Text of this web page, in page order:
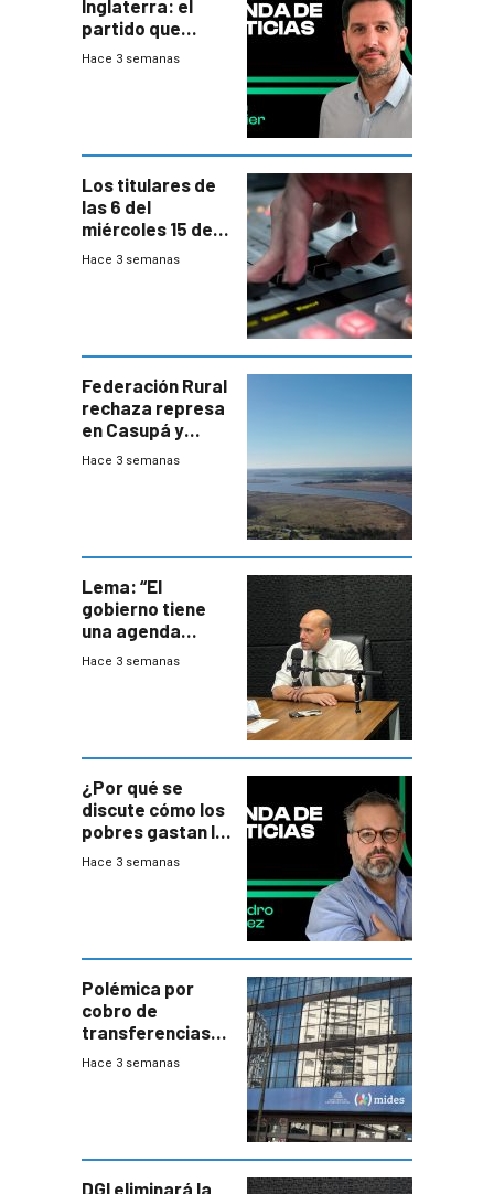
Inglaterra: el
partido que
nunca termina
Hace 3 semanas
Los titulares de
las 6 del
miércoles 15 de
julio de 2026
Hace 3 semanas
Federación Rural
rechaza represa
en Casupá y
firma demanda
Hace 3 semanas
Lema: “El
gobierno tiene
una agenda
destructiva”
Hace 3 semanas
¿Por qué se
discute cómo los
pobres gastan la
plata?
Hace 3 semanas
Polémica por
cobro de
transferencias
del Mides en
Hace 3 semanas
DGI eliminará la